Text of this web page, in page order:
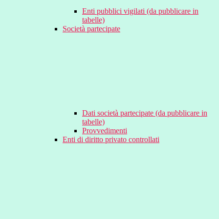
Enti pubblici vigilati (da pubblicare in
tabelle)
Società partecipate
Dati società partecipate (da pubblicare in
tabelle)
Provvedimenti
Enti di diritto privato controllati